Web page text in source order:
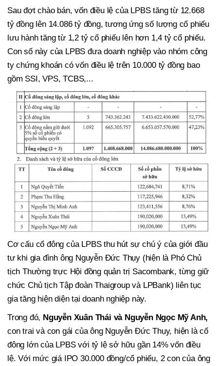
Sau đợt chào bán, vốn điều lệ của LPBS tăng từ 12.668
tỷ đồng lên 14.086 tỷ đồng, tương ứng số lượng cổ phiếu
lưu hành tăng từ 1,2 tỷ cổ phiếu lên hơn 1,4 tỷ cổ phiếu.
Con số này của LPBS đưa doanh nghiệp vào nhóm công
ty chứng khoán có vốn điều lệ trên 10.000 tỷ đồng bao
gồm SSI, VPS, TCBS,...
Cơ cấu cổ đông của LPBS thu hút sự chú ý của giới đầu
tư khi gia đình ông Nguyễn Đức Thụy (hiện là Phó Chủ
tịch Thường trực Hội đồng quản trị Sacombank, từng giữ
chức Chủ tịch Tập đoàn Thaigroup và LPBank) liên tục
gia tăng hiện diện tại doanh nghiệp này.
Trong đó, Nguyễn Xuân Thái và Nguyễn Ngọc Mỹ Anh,
con trai và con gái của ông Nguyễn Đức Thụy, hiện là cổ
đông lớn của LPBS với tỷ lệ sở hữu gần 14% vốn điều
lệ. Với mức giá IPO 30.000 đồng/cổ phiếu, 2 con của ông